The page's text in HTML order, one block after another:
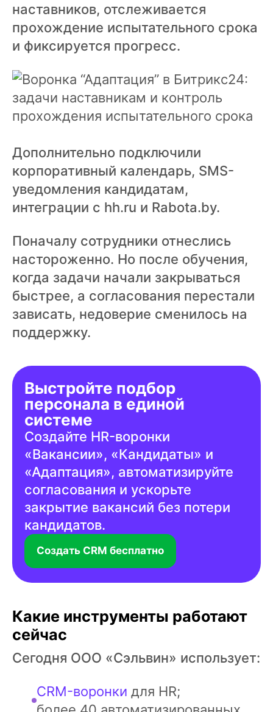
наставников, отслеживается
прохождение испытательного срока
и фиксируется прогресс.
Дополнительно подключили
корпоративный календарь, SMS-
уведомления кандидатам,
интеграции с hh.ru и Rabota.by.
Поначалу сотрудники отнеслись
настороженно. Но после обучения,
когда задачи начали закрываться
быстрее, а согласования перестали
зависать, недоверие сменилось на
поддержку.
Выстройте подбор
персонала в единой
системе
Создайте HR-воронки
«Вакансии», «Кандидаты» и
«Адаптация», автоматизируйте
согласования и ускорьте
закрытие вакансий без потери
кандидатов.
Создать CRM бесплатно
Какие инструменты работают
сейчас
Сегодня ООО «Сэльвин» использует:
CRM-воронки для HR;